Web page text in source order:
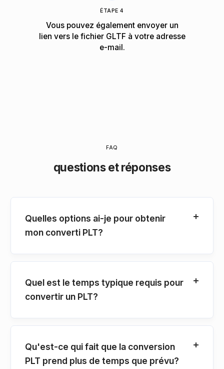
ÉTAPE 4
Vous pouvez également envoyer un
lien vers le fichier GLTF à votre adresse
e-mail.
FAQ
questions et réponses
Quelles options ai-je pour obtenir
mon converti PLT?
Quel est le temps typique requis pour
convertir un PLT?
Qu'est-ce qui fait que la conversion
PLT prend plus de temps que prévu?